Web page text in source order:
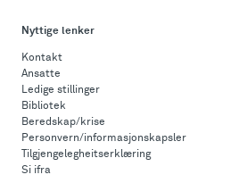
Nyttige lenker
Kontakt
Ansatte
Ledige stillinger
Bibliotek
Beredskap/krise
Personvern/informasjonskapsler
Tilgjengelegheitserklæring
Si ifra